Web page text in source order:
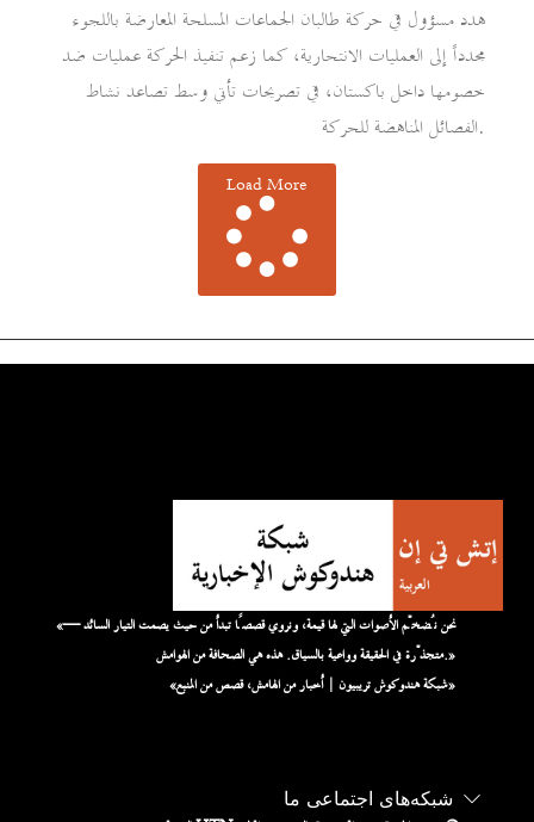
هدد مسؤول في حركة طالبان الجماعات المسلحة المعارضة باللجوء
مجدداً إلى العمليات الانتحارية، كما زعم تنفيذ الحركة عمليات ضد
خصومها داخل باكستان، في تصريحات تأتي وسط تصاعد نشاط
الفصائل المناهضة للحركة.
Load More
شبکه‌های اجتماعی ما
«نحن نُضخّم الأصوات التي لها قيمة، ونروي قصصًا تبدأ من حيث يصمت التيار السائد —
متجذّرة في الحقيقة وواعية بالسياق. هذه هي الصحافة من الهوامش.»
«شبكة هندوكوش تريبيون | أخبار من الهامش، قصص من المنبع»